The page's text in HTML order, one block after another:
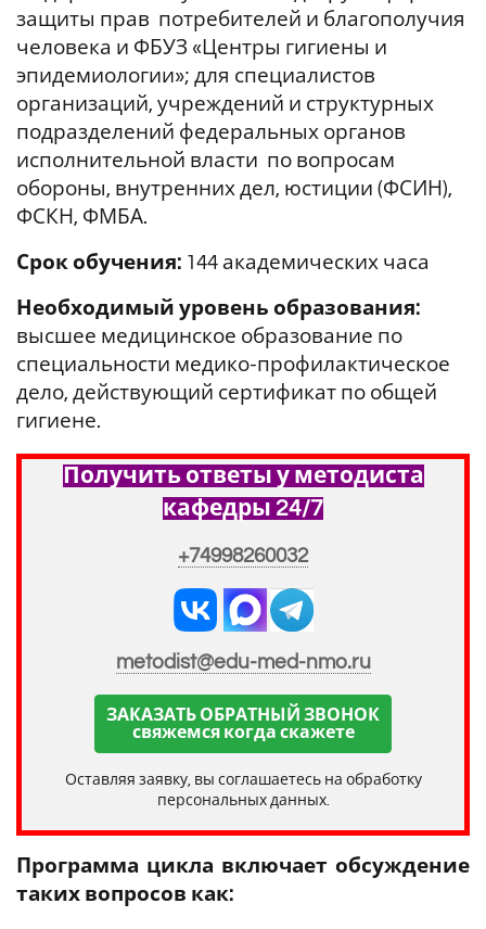
защиты прав потребителей и благополучия
человека и ФБУЗ «Центры гигиены и
эпидемиологии»; для специалистов
организаций, учреждений и структурных
подразделений федеральных органов
исполнительной власти по вопросам
обороны, внутренних дел, юстиции (ФСИН),
ФСКН, ФМБА.
Срок обучения: 144 академических часа
Необходимый уровень образования:
высшее медицинское образование по
специальности медико-профилактическое
дело, действующий сертификат по общей
гигиене.
Получить ответы у методиста
кафедры 24/7
+74998260032
metodist@edu-med-nmo.ru
ЗАКАЗАТЬ ОБРАТНЫЙ ЗВОНОК
свяжемся когда скажете
Оставляя заявку, вы соглашаетесь на обработку
персональных данных.
Программа цикла включает обсуждение
таких вопросов как: